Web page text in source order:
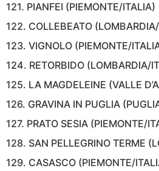
121. PIANFEI (PIEMONTE/ITALIA)
122. COLLEBEATO
123. VIGNOLO (PIEMONTE/
124. RETORBIDO (LOMBARDIA/
125. LA MAGDELEINE (VALLE
126. GRAVINA IN PUGLIA
127. PRATO SESIA (PIEMONTE/
128. SAN PELLEGRINO TERME
129. CASASCO (PIEMONTE/